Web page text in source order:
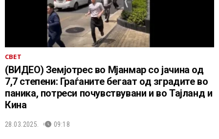
СВЕТ
(ВИДЕО) Земјотрес во Мјанмар со јачина од
7,7 степени: Граѓаните бегаат од зградите во
паника, потреси почувствувани и во Тајланд и
Кина
28.03.2025. 09:18